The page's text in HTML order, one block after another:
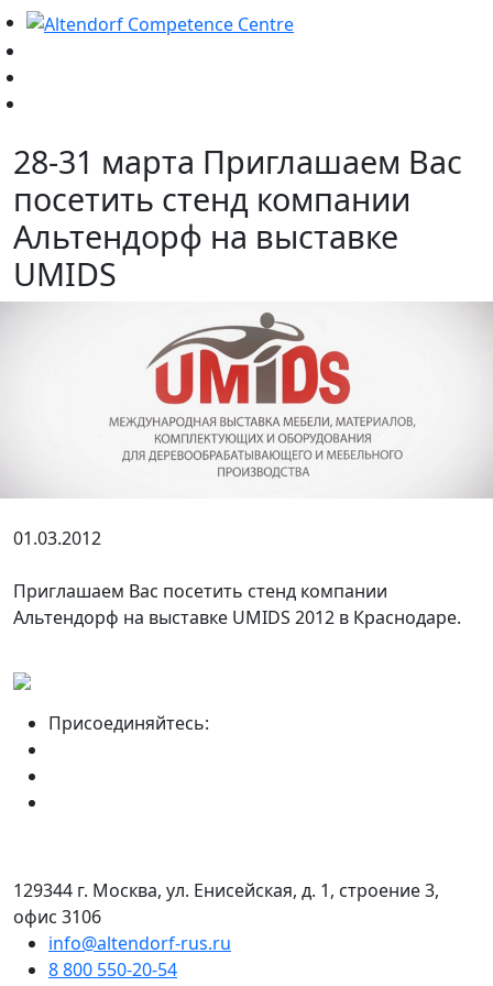
28-31 марта Приглашаем Вас
посетить стенд компании
Альтендорф на выставке
UMIDS
01.03.2012
Приглашаем Вас посетить стенд компании
Альтендорф на выставке UMIDS 2012 в Краснодаре.
Присоединяйтесь:
129344 г. Москва, ул. Енисейская, д. 1, строение 3,
офис 3106
info@altendorf-rus.ru
8 800 550-20-54